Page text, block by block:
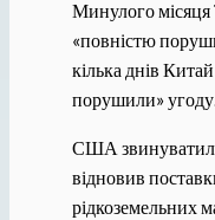
Минулого
«повністю
кілька днів
порушили»
США
відновив
рідкоземельних